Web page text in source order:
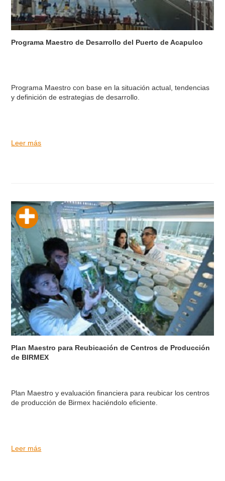
Programa Maestro de Desarrollo del Puerto de Acapulco
Programa Maestro con base en la situación actual, tendencias
y definición de estrategias de desarrollo.
Leer más
Plan Maestro para Reubicación de Centros de Producción
de BIRMEX
Plan Maestro y evaluación financiera para reubicar los centros
de producción de Birmex haciéndolo eficiente.
Leer más